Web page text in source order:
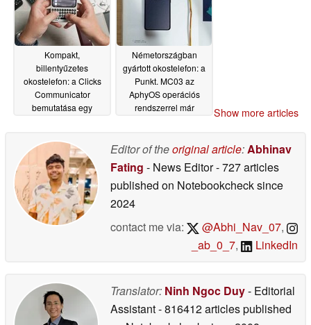
Kompakt,
billentyűzetes
okostelefon: a Clicks
Communicator
bemutatása egy
Németországban
gyártott okostelefon: a
Punkt. MC03 az
AphyOS operációs
rendszerrel már
Show more articles
Editor of theoriginal article:Abhinav
Fating - News Editor- 727 articles
published on Notebookchecksince
2024
contact me via:
@Abhi_Nav_07,
_ab_0_7, LinkedIn
Translator: Ninh Ngoc Duy- Editorial
Assistant- 816412 articles published